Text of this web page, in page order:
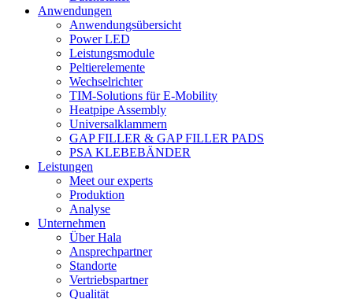
Anwendungen
Anwendungsübersicht
Power LED
Leistungsmodule
Peltierelemente
Wechselrichter
TIM-Solutions für E-Mobility
Heatpipe Assembly
Universalklammern
GAP FILLER & GAP FILLER PADS
PSA KLEBEBÄNDER
Leistungen
Meet our experts
Produktion
Analyse
Unternehmen
Über Hala
Ansprechpartner
Standorte
Vertriebspartner
Qualität